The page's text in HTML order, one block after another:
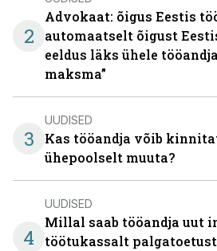
2
Advokaat: õigus Eestis
automaatselt õigust
eeldus läks ühele
maksma”
3
UUDISED
Kas tööandja võib
ühepoolselt muuta?
4
UUDISED
Millal saab tööandja uut
töötukassalt